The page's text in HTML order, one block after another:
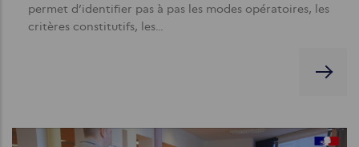
permet d’identifier pas à pas les modes opératoires, les
critères constitutifs, les…